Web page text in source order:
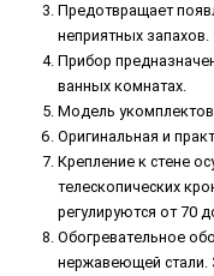
Предотвращает
неприятных запахов.
Прибор
ванных комнатах.
Модель
Оригинальная и
Крепление к стене
телескопических
регулируются от 70
Обогревательное
нержавеющей стали.